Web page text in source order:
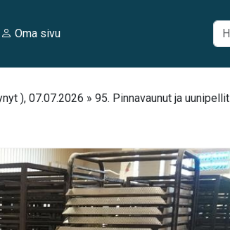
Oma sivu
), 07.07.2026 » 95. Pinnavaunut ja uunipellit